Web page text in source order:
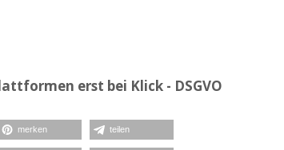
erst bei Klick - DSGVO
merken teilen